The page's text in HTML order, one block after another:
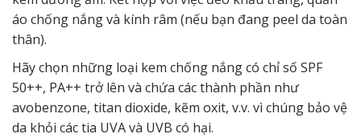
áo chống nắng và kính râm (nếu bạn đang peel da toàn
thân).
Hãy chọn những loại kem chống nắng có chỉ số SPF
50++, PA++ trở lên và chứa các thành phần như
avobenzone, titan dioxide, kẽm oxit, v.v. vì chúng bảo vệ
da khỏi các tia UVA và UVB có hại.